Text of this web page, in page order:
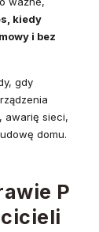
kiedy
i bez
gdy
awarię sieci,
domu.
P